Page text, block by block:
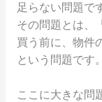
足らない問題で
その問題とは、
買う前に、物件
という問題です。
ここに大きな問